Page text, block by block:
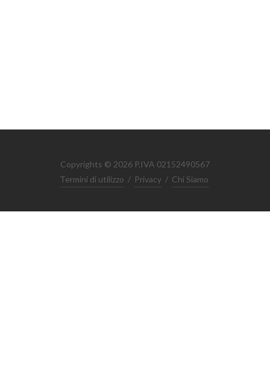
Copyrights © 2026 P.IVA 02152490567
Termini di utilizzo / Privacy / Chi Siamo